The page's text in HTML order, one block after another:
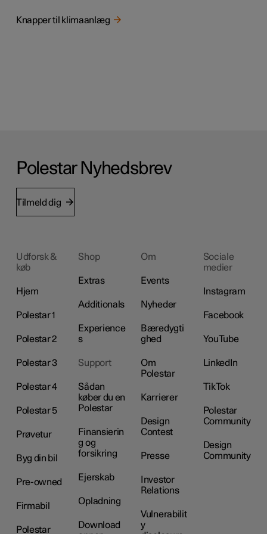
Knapper til klimaanlæg
Polestar Nyhedsbrev
Tilmeld dig
Udforsk &
køb
Hjem
Polestar 1
Polestar 2
Polestar 3
Polestar 4
Polestar 5
Prøvetur
Byg din bil
Pre-owned
Firmabil
Polestar
Shop
Extras
Additionals
Experience
s
Support
Sådan
køber du en
Polestar
Finansierin
g og
forsikring
Ejerskab
Opladning
Download
Om
Events
Nyheder
Bæredygti
ghed
Om
Polestar
Karrierer
Design
Contest
Presse
Investor
Relations
Vulnerabilit
y
Sociale
medier
Instagram
Facebook
YouTube
LinkedIn
TikTok
Polestar
Community
Design
Community